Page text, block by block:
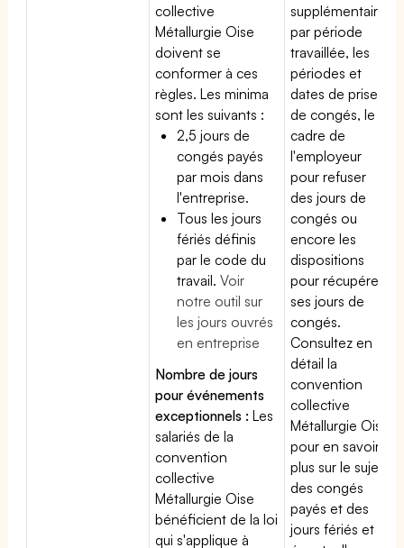
collective
Métallurgie Oise
doivent se
conformer à ces
règles. Les minima
sont les suivants :
2,5 jours de
congés payés
par mois dans
l'entreprise.
Tous les jours
fériés définis
par le code du
travail.Voir
notre outil sur
les jours ouvrés
en entreprise
Nombre de jours
pour événements
exceptionnels : Les
salariés de la
convention
collective
Métallurgie Oise
bénéficient de la loi
qui s'applique à
supplémentaires
par période
travaillée, les
périodes et
dates de prise
de congés, le
cadre de
l'employeur
pour refuser
des jours de
congés ou
encore les
dispositions
pour récupérer
ses jours de
congés.
Consultez en
détail la
convention
collective
Métallurgie Oise
pour en savoir
plus sur le sujet
des congés
payés et des
jours fériés et